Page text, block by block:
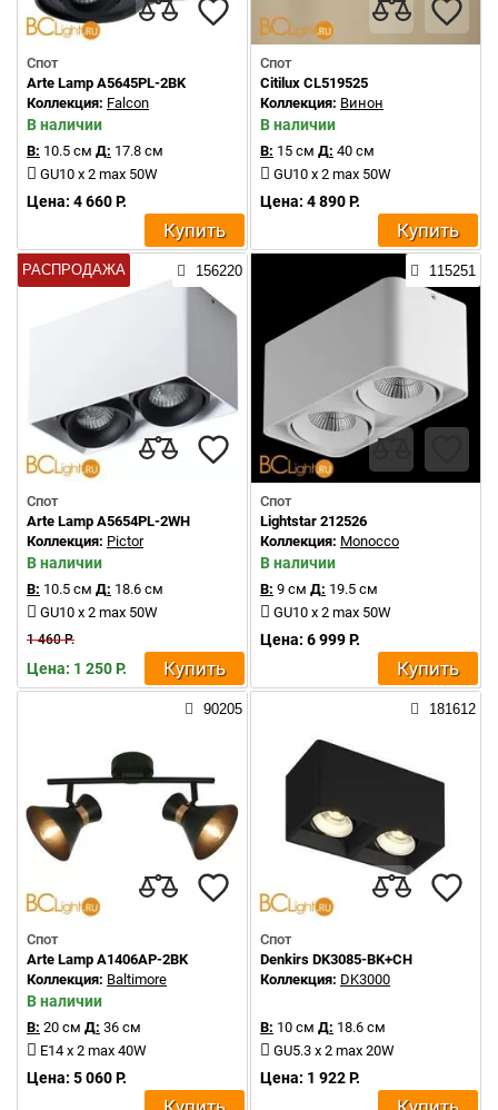
Спот
Arte Lamp A5645PL-2BK
Коллекция: Falcon
В наличии
В: 10.5 см Д: 17.8 см
GU10 x 2 max 50W
Цена: 4 660 Р.
Купить
Спот
Citilux CL519525
Коллекция: Винон
В наличии
В: 15 см Д: 40 см
GU10 x 2 max 50W
Цена: 4 890 Р.
Купить
РАСПРОДАЖА 156220
Спот
Arte Lamp A5654PL-2WH
Коллекция: Pictor
В наличии
В: 10.5 см Д: 18.6 см
GU10 x 2 max 50W
1 460 Р.
Цена: 1 250 Р. Купить
115251
Спот
Lightstar 212526
Коллекция: Monocco
В наличии
В: 9 см Д: 19.5 см
GU10 x 2 max 50W
Цена: 6 999 Р.
Купить
90205
Спот
Arte Lamp A1406AP-2BK
Коллекция: Baltimore
В наличии
В: 20 см Д: 36 см
E14 x 2 max 40W
Цена: 5 060 Р.
181612
Спот
Denkirs DK3085-BK+CH
Коллекция: DK3000
В: 10 см Д: 18.6 см
GU5.3 x 2 max 20W
Цена: 1 922 Р.